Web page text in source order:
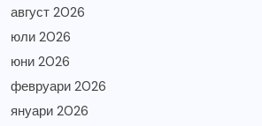
август 2026
юли 2026
юни 2026
февруари 2026
януари 2026